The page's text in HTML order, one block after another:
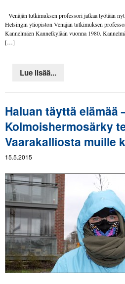
Venäjän tutkimuksen professori jatkaa työtään
Helsingin yliopiston Venäjän tutkimuksen
Kannelmäen Kannelkylään vuonna 1980.
[…]
Lue lisää...
Haluan täyttä elämää
Kolmoishermosärky
Vaarakalliosta muille
15.5.2015